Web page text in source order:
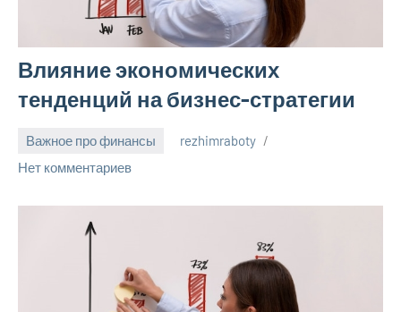
Влияние экономических
тенденций на бизнес-стратегии
Важное про финансы
24
2024
rezhimraboty
Нет комментариев